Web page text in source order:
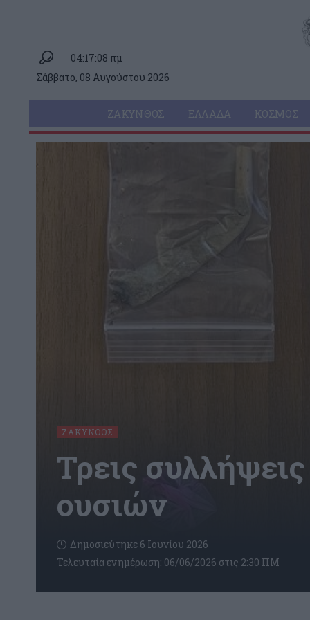
04:17:08 πμ
Σάββατο, 08 Αυγούστου 2026
ΖΆΚΥΝΘΟΣ ΕΛΛΆΔΑ ΚΌΣΜΟΣ
ΖΆΚΥΝΘΟΣ
Τρεις
ουσιών
Τελευταία ενημέρωση: 06/06/2026 στις 2:30 ΠΜ
Δημοσιεύτηκε 6 Ιουνίου 2026